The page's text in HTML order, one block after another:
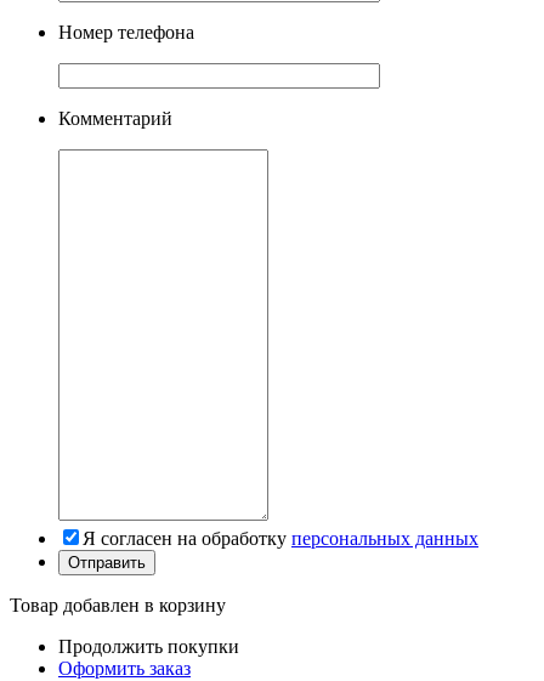
Номер телефона
Комментарий
Я согласен на обработку персональных данных
Товар добавлен в корзину
Продолжить покупки
Оформить заказ